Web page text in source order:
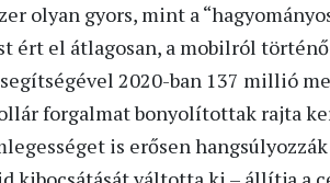
olyan gyors, mint a
ért el átlagosan, a mobilról
2020-ban 137 millió
forgalmat bonyolítottak rajta
is erősen